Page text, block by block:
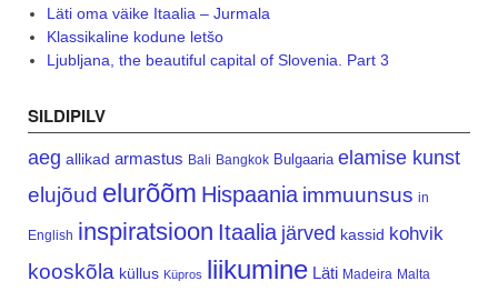
Läti oma väike Itaalia – Jurmala
Klassikaline kodune letšo
Ljubljana, the beautiful capital of Slovenia. Part 3
SILDIPILV
aeg allikad armastus Bali Bangkok Bulgaaria elamise kunst
elujõud elurõõm Hispaania immuunsus in
English inspiratsioon Itaalia järved kassid kohvik
kooskõla küllus Küpros liikumine Läti Madeira Malta